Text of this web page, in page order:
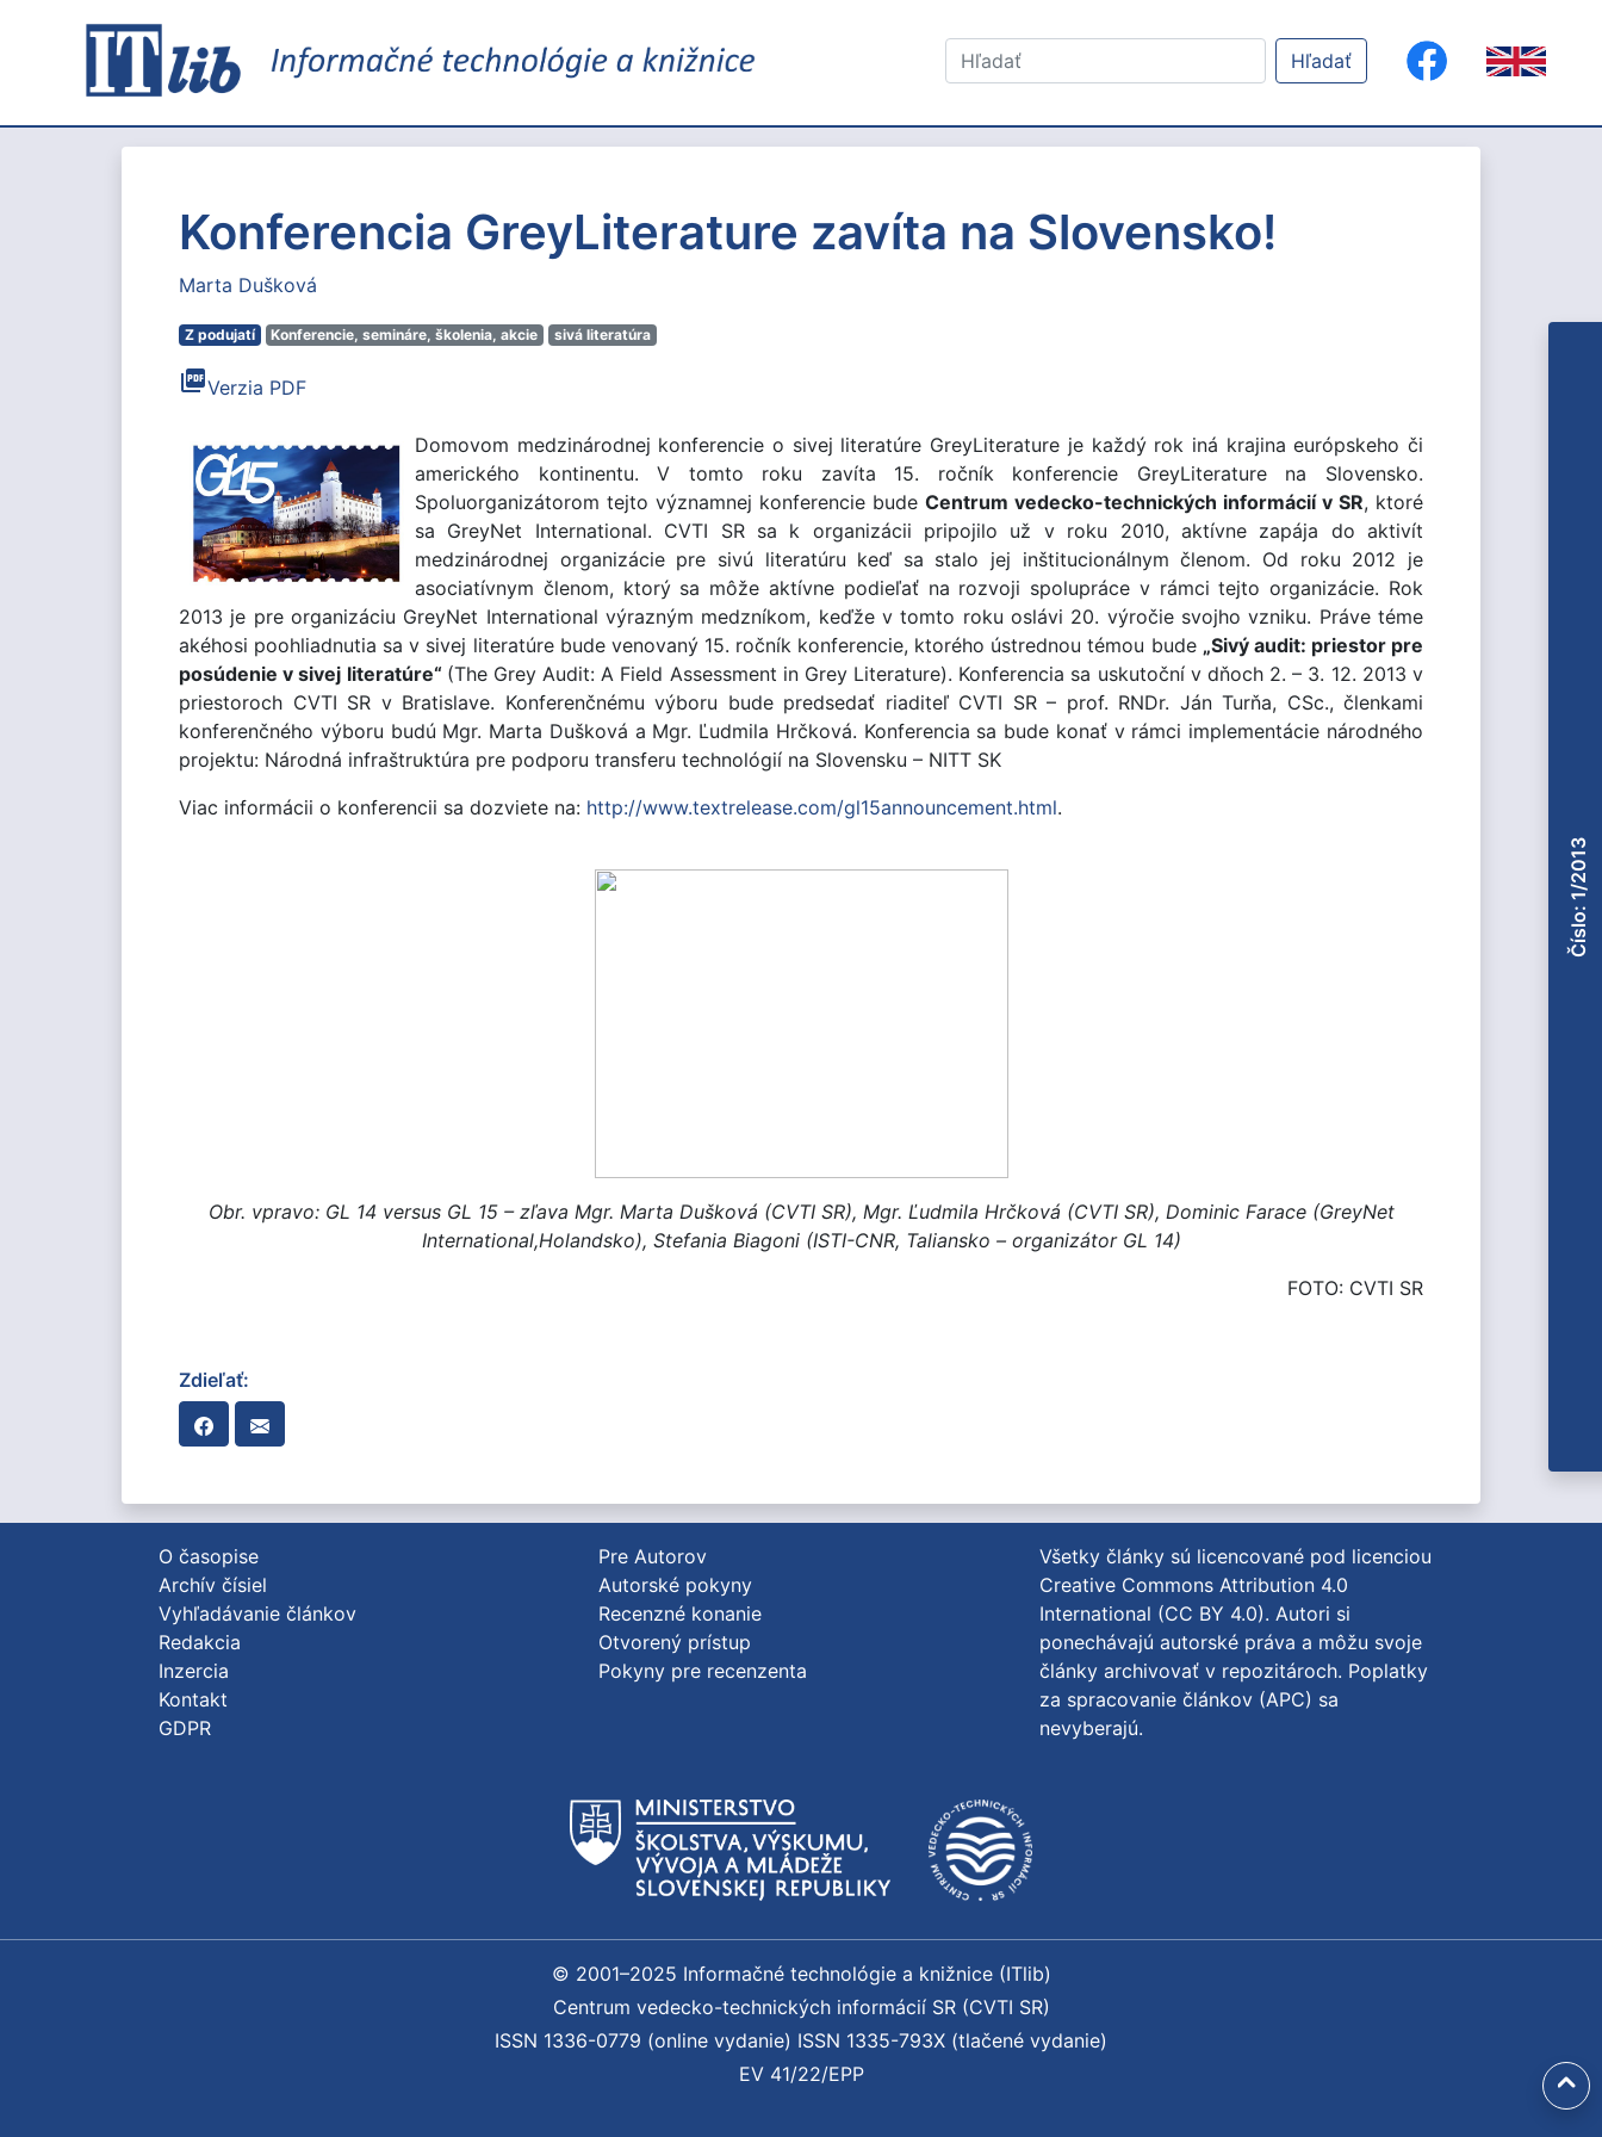
Hľadať
Konferencia GreyLiterature zavíta na Slovensko!
Marta Dušková
Z podujatí Konferencie, semináre, školenia, akcie sivá literatúra
picture_as_pdfVerzia PDF
Domovom medzinárodnej konferencie o sivej literatúre GreyLiterature je každý rok iná krajina európskeho či
amerického kontinentu. V tomto roku zavíta 15. ročník konferencie GreyLiterature na Slovensko.
Spoluorganizátorom tejto významnej konferencie bude Centrum vedecko-technických informácií v SR, ktoré
sa GreyNet International. CVTI SR sa k organizácii pripojilo už v roku 2010, aktívne zapája do aktivít
medzinárodnej organizácie pre sivú literatúru keď sa stalo jej inštitucionálnym členom. Od roku 2012 je
asociatívnym členom, ktorý sa môže aktívne podieľať na rozvoji spolupráce v rámci tejto organizácie. Rok
2013 je pre organizáciu GreyNet International výrazným medzníkom, keďže v tomto roku oslávi 20. výročie svojho vzniku. Práve téme
akéhosi poohliadnutia sa v sivej literatúre bude venovaný 15. ročník konferencie, ktorého ústrednou témou bude „Sivý audit: priestor pre
posúdenie v sivej literatúre“ (The Grey Audit: A Field Assessment in Grey Literature). Konferencia sa uskutoční v dňoch 2. – 3. 12. 2013 v
priestoroch CVTI SR v Bratislave. Konferenčnému výboru bude predsedať riaditeľ CVTI SR – prof. RNDr. Ján Turňa, CSc., členkami
konferenčného výboru budú Mgr. Marta Dušková a Mgr. Ľudmila Hrčková. Konferencia sa bude konať v rámci implementácie národného
projektu: Národná infraštruktúra pre podporu transferu technológií na Slovensku – NITT SK
Viac informácii o konferencii sa dozviete na: http://www.textrelease.com/gl15announcement.html.
Obr. vpravo: GL 14 versus GL 15 – zľava Mgr. Marta Dušková (CVTI SR), Mgr. Ľudmila Hrčková (CVTI SR), Dominic Farace (GreyNet
International,Holandsko), Stefania Biagoni (ISTI-CNR, Taliansko – organizátor GL 14)
FOTO: CVTI SR
Zdieľať:
Číslo: 1/2013
O časopise
Archív čísiel
Vyhľadávanie článkov
Redakcia
Inzercia
Kontakt
GDPR
Pre Autorov
Autorské pokyny
Recenzné konanie
Otvorený prístup
Pokyny pre recenzenta
Všetky články sú licencované pod licenciou
Creative Commons Attribution 4.0
International (CC BY 4.0). Autori si
ponechávajú autorské práva a môžu svoje
články archivovať v repozitároch. Poplatky
za spracovanie článkov (APC) sa
nevyberajú.
© 2001–2025 Informačné technológie a knižnice (ITlib)
Centrum vedecko-technických informácií SR (CVTI SR)
ISSN 1336-0779 (online vydanie) ISSN 1335-793X (tlačené vydanie)
EV 41/22/EPP